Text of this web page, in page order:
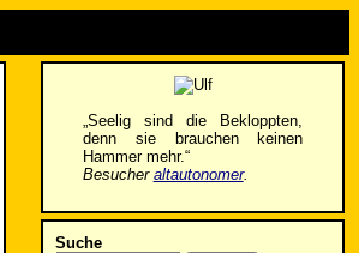
„Seelig sind die Bekloppten,
denn sie brauchen keinen
Hammer mehr.“
Besucher altautonomer.
Suche